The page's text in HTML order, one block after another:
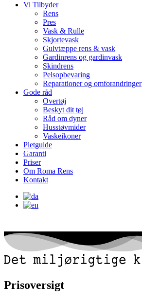
Vi Tilbyder
Rens
Pres
Vask & Rulle
Skjortevask
Gulvtæppe rens & vask
Gardinrens og gardinvask
Skindrens
Pelsopbevaring
Reparationer og omforandringer
Gode råd
Overtøj
Beskyt dit tøj
Råd om dyner
Husstøvmider
Vaskeikoner
Pletguide
Garanti
Priser
Om Roma Rens
Kontakt
Prisoversigt